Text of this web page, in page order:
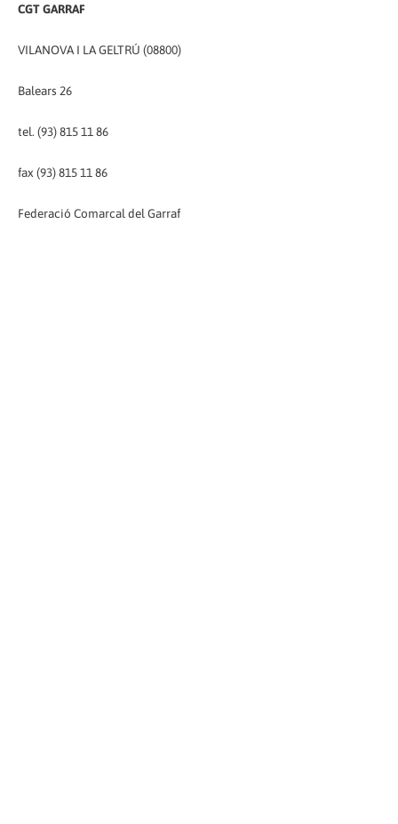
CGT GARRAF
VILANOVA I LA GELTRÚ (08800)
Balears 26
tel. (93) 815 11 86
fax (93) 815 11 86
Federació Comarcal del Garraf